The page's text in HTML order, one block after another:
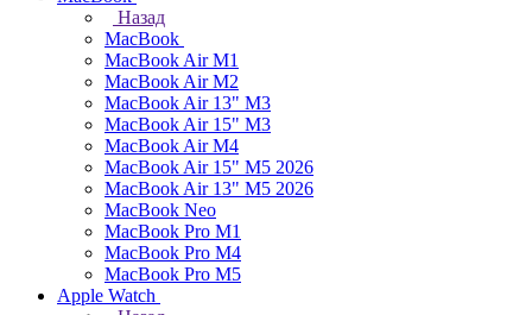
Назад
MacBook
MacBook Air M1
MacBook Air M2
MacBook Air 13" M3
MacBook Air 15" M3
MacBook Air M4
MacBook Air 15" М5 2026
MacBook Air 13" М5 2026
MacBook Neo
MacBook Pro M1
MacBook Pro M4
MacBook Pro M5
Apple Watch